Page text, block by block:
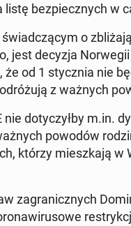
bez­piecz­nych w
świad­czą­cym o
jest decyzja
że od 1 stycz­nia nie
z ważnych
nie do­ty­czył­by m.in.
powodów
którzy miesz­ka­ją w
za­gra­nicz­nych